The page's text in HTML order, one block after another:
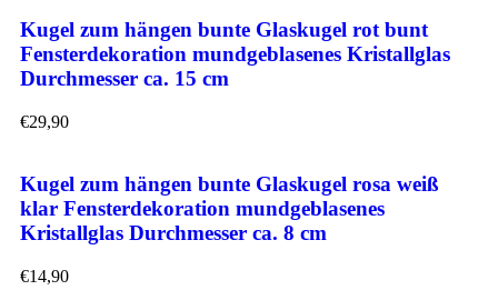
Kugel zum hängen bunte Glaskugel rot bunt
Fensterdekoration mundgeblasenes Kristallglas
Durchmesser ca. 15 cm
€29,90
Kugel zum hängen bunte Glaskugel rosa weiß
klar Fensterdekoration mundgeblasenes
Kristallglas Durchmesser ca. 8 cm
€14,90